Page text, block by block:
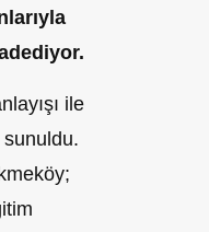
ile
sunuldu.